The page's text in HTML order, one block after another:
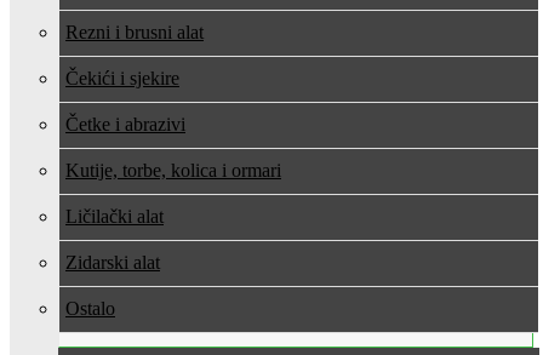
Rezni i brusni alat
Čekići i sjekire
Četke i abrazivi
Kutije, torbe, kolica i ormari
Ličilački alat
Zidarski alat
Ostalo